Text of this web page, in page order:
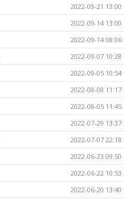
2022-09-21 13:00
2022-09-14 13:00
2022-09-14 08:06
2022-09-07 10:28
2022-09-05 10:54
2022-08-08 11:17
2022-08-05 11:45
2022-07-29 13:37
2022-07-07 22:18
2022-06-23 09:50
2022-06-22 10:53
2022-06-20 13:40